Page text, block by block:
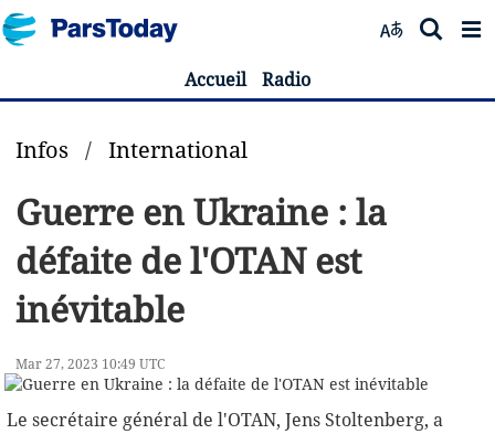
Accueil Radio
Infos / International
Guerre en Ukraine : la
défaite de l'OTAN est
inévitable
Mar 27, 2023 10:49 UTC
Le secrétaire général de l'OTAN, Jens Stoltenberg, a